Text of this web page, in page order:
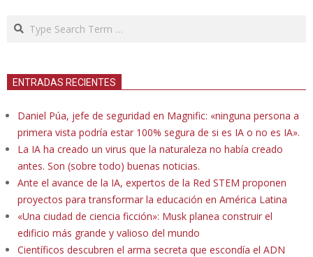
Search
ENTRADAS RECIENTES
Daniel Púa, jefe de seguridad en Magnific: «ninguna persona a
primera vista podría estar 100% segura de si es IA o no es IA».
La IA ha creado un virus que la naturaleza no había creado
antes. Son (sobre todo) buenas noticias.
Ante el avance de la IA, expertos de la Red STEM proponen
proyectos para transformar la educación en América Latina
«Una ciudad de ciencia ficción»: Musk planea construir el
edificio más grande y valioso del mundo
Científicos descubren el arma secreta que escondía el ADN